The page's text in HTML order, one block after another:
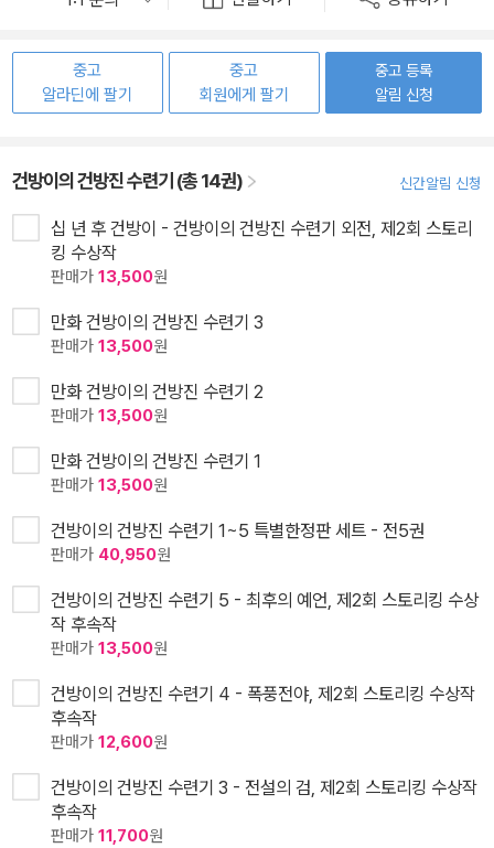
중고
알라딘에 팔기
중고
회원에게 팔기
중고 등록
알림 신청
건방이의 건방진 수련기 (총 14권) 신간알림 신청
십 년 후 건방이 - 건방이의 건방진 수련기 외전, 제2회 스토리
킹 수상작
판매가 13,500원
만화 건방이의 건방진 수련기 3
판매가 13,500원
만화 건방이의 건방진 수련기 2
판매가 13,500원
만화 건방이의 건방진 수련기 1
판매가 13,500원
건방이의 건방진 수련기 1~5 특별한정판 세트 - 전5권
판매가 40,950원
건방이의 건방진 수련기 5 - 최후의 예언, 제2회 스토리킹 수상
작 후속작
판매가 13,500원
건방이의 건방진 수련기 4 - 폭풍전야, 제2회 스토리킹 수상작
후속작
판매가 12,600원
건방이의 건방진 수련기 3 - 전설의 검, 제2회 스토리킹 수상작
후속작
판매가 11,700원